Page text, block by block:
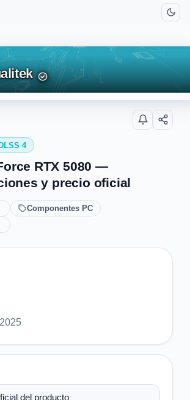
4
RTX 5080 —
y precio oficial
Componentes PC
del producto